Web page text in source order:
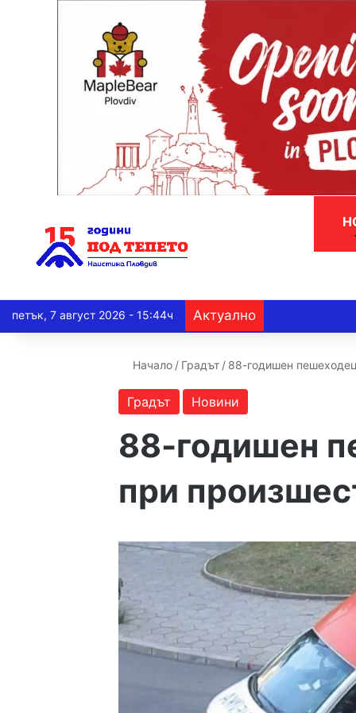
петък, 7 август 2026 - 15:44ч Актуално
Начало / Градът / 88-годишен
Градът Новини
88-годишен
при